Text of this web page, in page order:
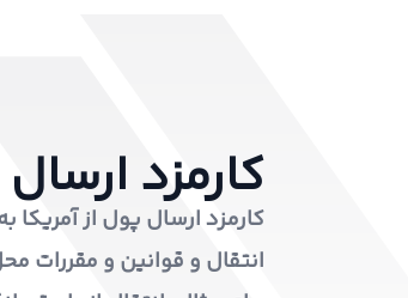
کارمزد
کارمزد ارسال پول از
انتقال و قوانین و مقررات